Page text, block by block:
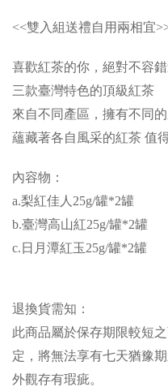
<<雙入組送禮自用兩相宜
喜歡紅茶的你，絕對不容
三款臺灣特色的頂級紅茶
來自不同產區，擁有不同
蘊藏著各自風采的紅茶 值
內容物：
a.梨紅佳人25g/罐*2罐
b.臺灣高山紅25g/罐*2罐
c.日月潭紅玉25g/罐*2罐
退換貨需知：
此商品屬於保存期限較短
定，將無法享有七天猶豫
外觀存有瑕疵。